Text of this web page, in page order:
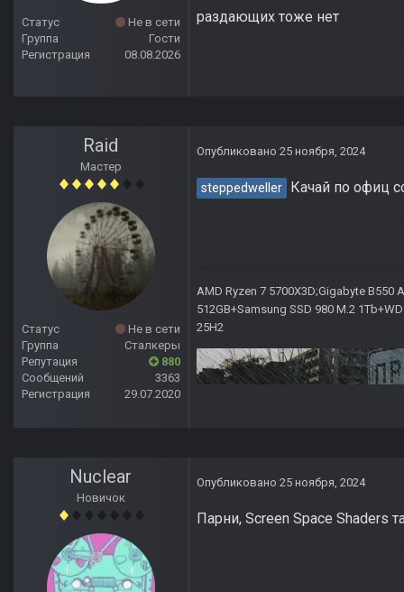
Статус
Не в сети
Группа
Гости
Регистрация
08.08.2026
раздающих тоже нет
Raid
Мастер
Статус
Не в сети
Группа
Сталкеры
Репутация
880
Сообщений
3363
Регистрация
29.07.2020
Опубликовано 25 ноября, 2024
steppedweller Качай по офиц
AMD Ryzen 7 5700X3D;Gigabyte B550
512GB+Samsung SSD 980 M.2
25H2
Nuclear
Новичок
Опубликовано 25 ноября, 2024
Парни, Screen Space Shaders